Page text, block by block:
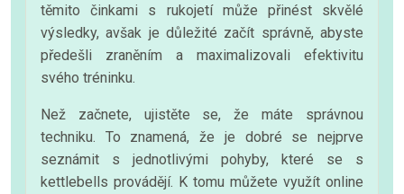
těmito činkami s rukojetí může přinést skvělé
výsledky, avšak je důležité začít správně, abyste
předešli zraněním a maximalizovali efektivitu
svého tréninku.
Než začnete, ujistěte se, že máte správnou
techniku. To znamená, že je dobré se nejprve
seznámit s jednotlivými pohyby, které se s
kettlebells provádějí. K tomu můžete využít online